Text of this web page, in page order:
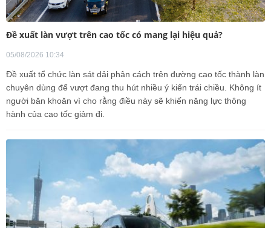
Đề xuất làn vượt trên cao tốc có mang lại hiệu quả?
05/08/2026 10:34
Đề xuất tổ chức làn sát dải phân cách trên đường cao tốc thành làn
chuyên dùng để vượt đang thu hút nhiều ý kiến trái chiều. Không ít
người băn khoăn vì cho rằng điều này sẽ khiến năng lực thông
hành của cao tốc giảm đi.